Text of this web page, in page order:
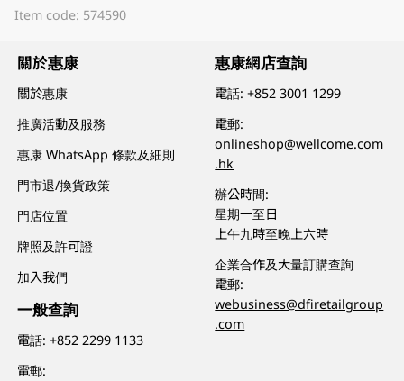
Item code: 574590
關於惠康
關於惠康
推廣活動及服務
惠康 WhatsApp 條款及細則
門市退/換貨政策
門店位置
牌照及許可證
加入我們
一般查詢
電話:+852 2299 1133
電郵:
惠康網店查詢
電話:+852 3001 1299
電郵:
onlineshop@wellcome.com
.hk
辦公時間:
星期一至日
上午九時至晚上六時
企業合作及大量訂購查詢
電郵:
webusiness@dfiretailgroup
.com